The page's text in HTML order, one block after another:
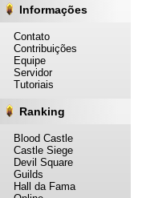
Informações
Contato
Contribuições
Equipe
Servidor
Tutoriais
Ranking
Blood Castle
Castle Siege
Devil Square
Guilds
Hall da Fama